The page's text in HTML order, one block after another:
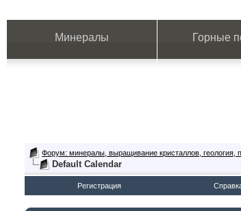
Минералы Горные
Форум: минералы, выращивание кристаллов, геология,
Default Calendar
Регистрация